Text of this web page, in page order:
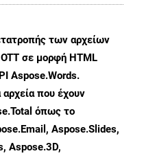
των αρχείων
σε μορφή HTML
Aspose.Words.
που έχουν
όπως το
Aspose.Slides,
Aspose.3D,